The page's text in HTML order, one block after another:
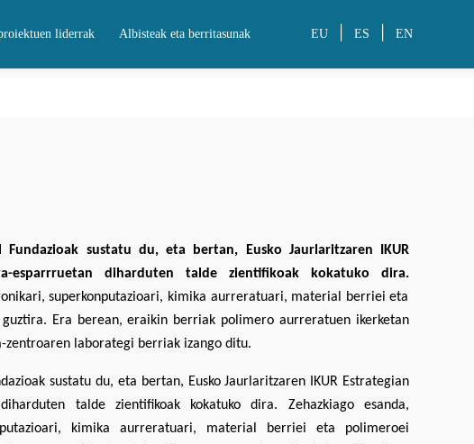
liderrak Albisteak eta berritasunak EU ES EN
sustatu du, eta bertan, Eusko Jaurlaritzaren IKUR
esparrruetan diharduten talde zientifikoak kokatuko dira.
superkonputazioari, kimika aurreratuari, material berriei eta
Era berean, eraikin berriak polimero aurreratuen ikerketan
zentroaren laborategi berriak izango ditu.
sustatu du, eta bertan, Eusko Jaurlaritzaren IKUR Estrategian
talde zientifikoak kokatuko dira. Zehazkiago esanda,
kimika aurreratuari, material berriei eta polimeroei